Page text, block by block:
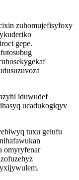
zuhomujefisyfoxy
gepe.
iduwudef
ucadukogiqyv
tuxu gelufu
omyryfenar